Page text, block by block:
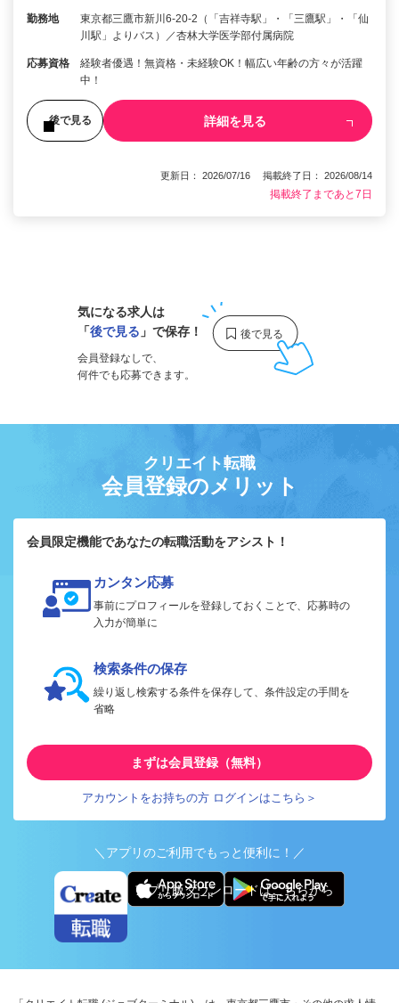
勤務地
東京都三鷹市新川6-20-2（「吉祥寺駅」・「三鷹駅」・「仙
川駅」よりバス）／杏林大学医学部付属病院
応募資格
経験者優遇！無資格・未経験OK！幅広い年齢の方々が活躍
中！
後で見る 詳細を見る
更新日： 2026/07/16 掲載終了日： 2026/08/14
掲載終了まであと7日
気になる求人は
「後で見る 」で保存！
会員登録なしで、
何件でも応募できます。
クリエイト転職
会員登録のメリット
会員限定機能であなたの転職活動をアシスト！
カンタン応募
事前にプロフィールを登録しておくことで、応募時の
入力が簡単に
検索条件の保存
繰り返し検索する条件を保存して、条件設定の手間を
省略
まずは会員登録（無料）
アカウントをお持ちの方 ログインはこちら＞
＼アプリのご利用でもっと便利に！／
アプリ版ダウンロードはこちらから